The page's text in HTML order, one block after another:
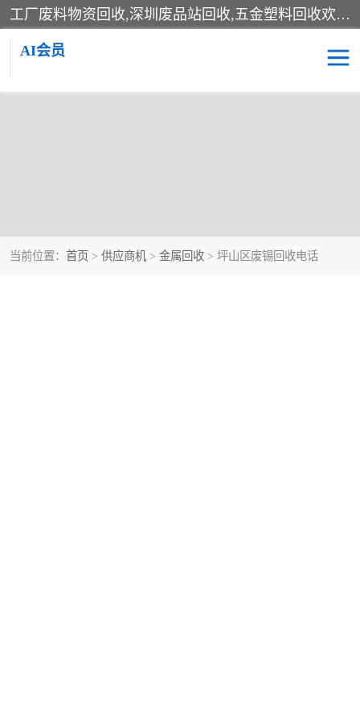
工厂废料物资回收,深圳废品站回收,五金塑料回收欢迎有金属、塑料、电子、电线、废旧设备、废铜、锡渣、线路板、镀银废料、废IC、电子零件、电子脚，等其他废旧物资的单位及个人联系洽谈。对提供息者我们可以提供优厚的业务提成（佣金）。
AI会员
当前位置： 首页 > 供应商机 > 金属回收 > 坪山区废锡回收电话